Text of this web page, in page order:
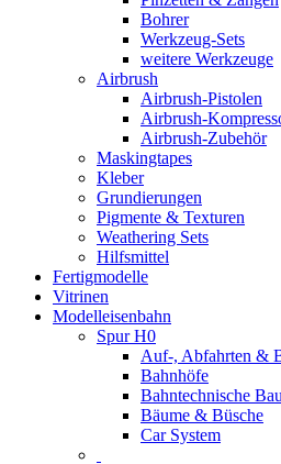
Bohrer
Werkzeug-Sets
weitere Werkzeuge
Airbrush
Airbrush-Pistolen
Airbrush-
Airbrush-Zubehör
Maskingtapes
Kleber
Grundierungen
Pigmente & Texturen
Weathering Sets
Hilfsmittel
Fertigmodelle
Vitrinen
Modelleisenbahn
Spur H0
Auf-, Abfahrten &
Bahnhöfe
Bahntechnische
Bäume & Büsche
Car System